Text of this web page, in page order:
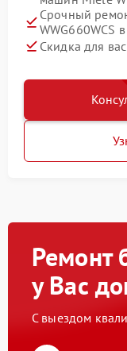
Срочный
WWG660WCS
Скидка для
Ремонт
у Вас
С выездом